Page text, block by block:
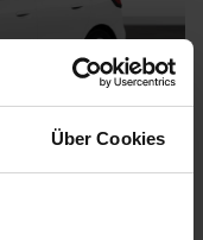
Über Cookies